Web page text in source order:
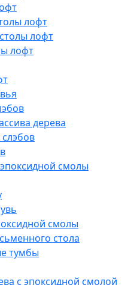
лофт
лофт
лофт
дерева
смолы
смолы
стола
тумбы
с эпоксидной смолой